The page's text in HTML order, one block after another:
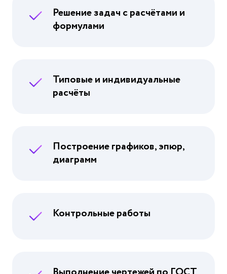
Решение задач с расчётами и
формулами
Типовые и индивидуальные
расчёты
Построение графиков, эпюр,
диаграмм
Контрольные работы